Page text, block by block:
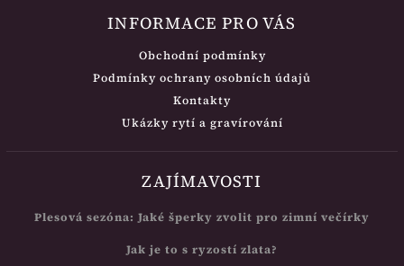
INFORMACE PRO VÁS
Obchodní podmínky
Podmínky ochrany osobních údajů
Kontakty
Ukázky rytí a gravírování
ZAJÍMAVOSTI
Plesová sezóna: Jaké šperky zvolit pro zimní večírky
Jak je to s ryzostí zlata?